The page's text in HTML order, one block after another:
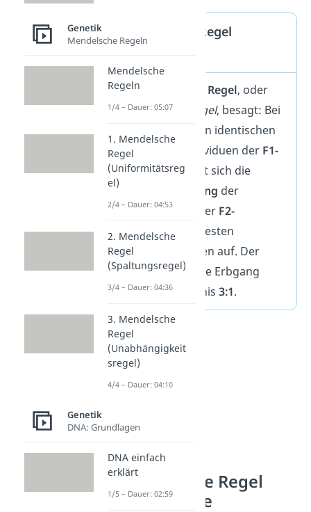
2. Mendelsche Regel
Die2. Mendelsche Regel, oder
auchSpaltungsregel, besagt: Bei
einer Kreuzung von identischen
mischerbigen Individuen der F1-
Generationspaltet sich die
Merkmalsverteilung der
Nachkommen in der F2-
Generationnach festen
Zahlenverhältnissen auf. Der
dominant-rezessive Erbgang
folgt dem Verhältnis3:1.
2. Mendelsche Regel
Grundbegriffe
Genetik
Mendelsche Regeln
Mendelsche
Regeln
1/4 – Dauer: 05:07
1. Mendelsche
Regel
(Uniformitätsreg
el)
2/4 – Dauer: 04:53
2. Mendelsche
Regel
(Spaltungsregel)
3/4 – Dauer: 04:36
3. Mendelsche
Regel
(Unabhängigkeit
sregel)
4/4 – Dauer: 04:10
Genetik
DNA: Grundlagen
DNA einfach
erklärt
1/5 – Dauer: 02:59